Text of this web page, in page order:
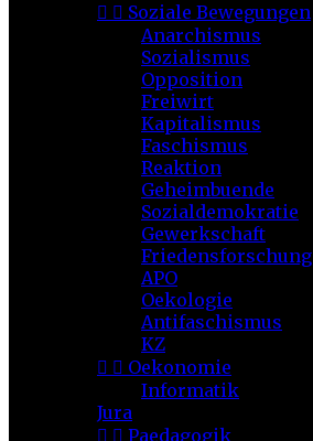
  Soziale Bewegungen
Anarchismus
Sozialismus
Opposition
Freiwirt
Kapitalismus
Faschismus
Reaktion
Geheimbuende
Sozialdemokratie
Gewerkschaft
Friedensforschung
APO
Oekologie
Antifaschismus
KZ
  Oekonomie
Informatik
Jura
  Paedagogik